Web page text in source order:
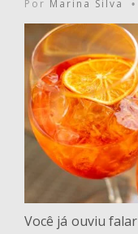
Por Marina Silva •
Você já ouviu